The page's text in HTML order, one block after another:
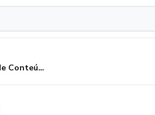
365 ideias de Conteúdo para INSTAGRAM